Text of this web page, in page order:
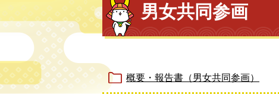
男女共同参画
概要・報告書（男女共同参画）